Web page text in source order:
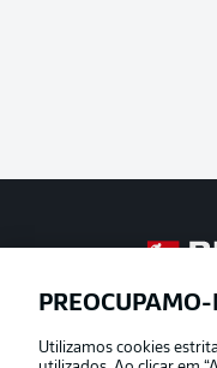
Football
Oferecido
Utilizamos cookies